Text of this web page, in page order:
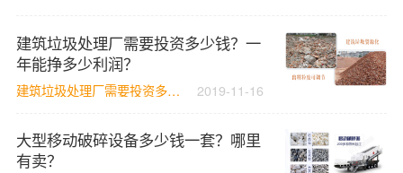
建筑垃圾处理厂需要投资多少钱？一
年能挣多少利润？
建筑垃圾处理厂需要投资多少钱 2019-11-16
大型移动破碎设备多少钱一套？哪里
有卖？